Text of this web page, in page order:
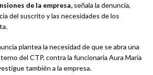
de la empresa, señala la denuncia,
del suscrito y las necesidades de los
plantea la necesidad de que se abra una
del CTP, contra la funcionaria Aura María
también a la empresa.